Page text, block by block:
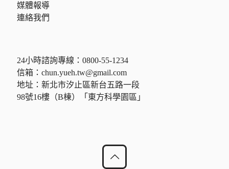
媒體報導
連絡我們
24小時諮詢專線： 0800-55-1234
信箱： chun.yueh.tw@gmail.com
地址：新北市汐止區新台五路一段
98號16樓（B棟）「東方科學園區」